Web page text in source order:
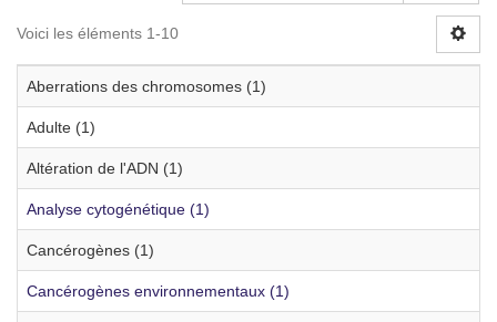
Voici les éléments 1-10
Aberrations des chromosomes (1)
Adulte (1)
Altération de l'ADN (1)
Analyse cytogénétique (1)
Cancérogènes (1)
Cancérogènes environnementaux (1)